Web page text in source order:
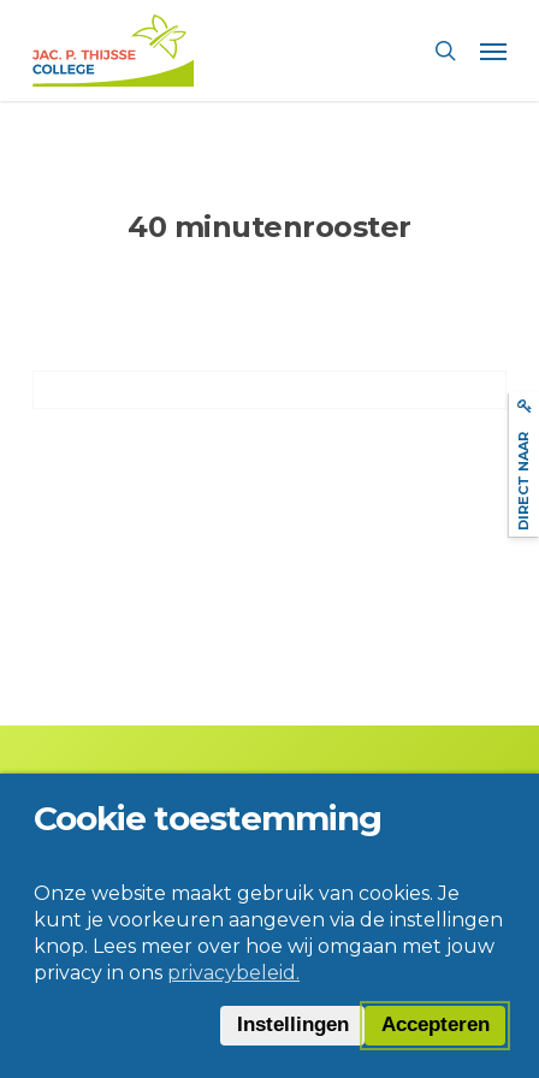
main
search
40 minutenrooster
© Jac. P. Thijsse College
DIRECT NAAR
Cookie toestemming
Onze website maakt gebruik van cookies. Je
kunt je voorkeuren aangeven via de instellingen
knop. Lees meer over hoe wij omgaan met jouw
privacy in ons privacybeleid.
Instellingen Accepteren